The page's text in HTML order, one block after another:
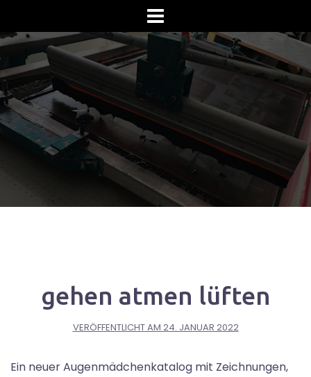
gehen atmen lüften
VERÖFFENTLICHT AM 24. JANUAR 2022
Ein neuer Augenmädchenkatalog mit Zeichnungen,